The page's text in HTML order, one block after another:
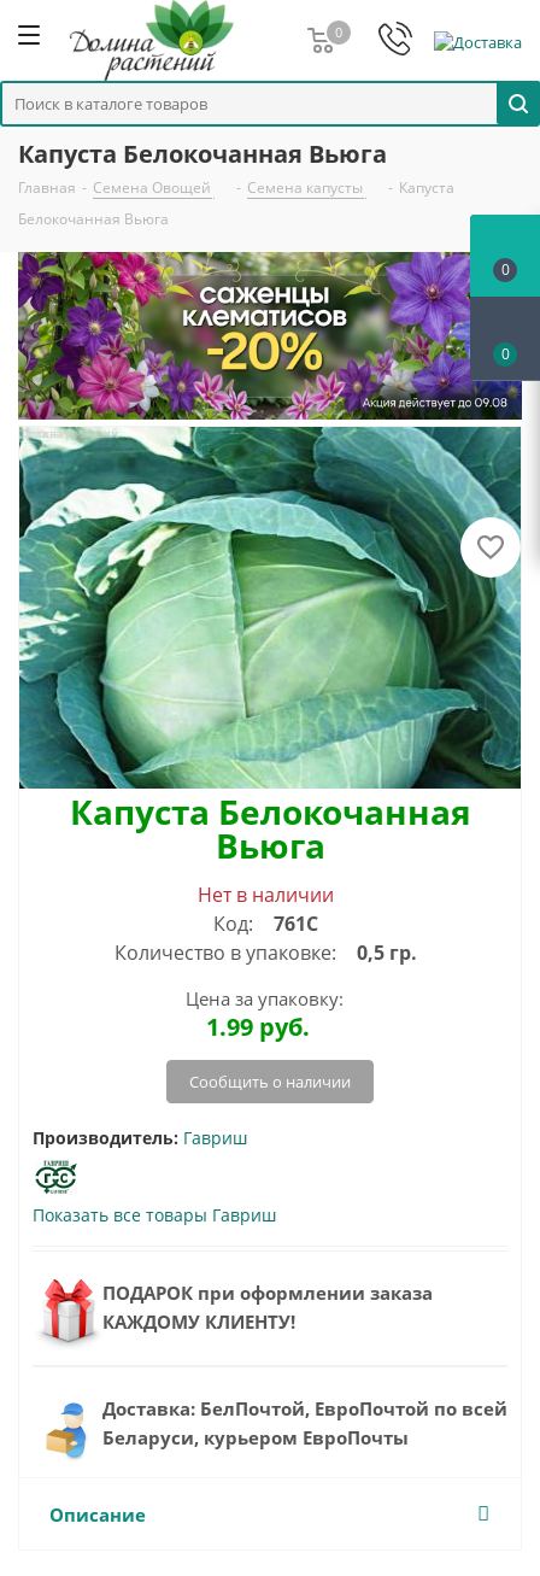
0
Капуста Белокочанная Вьюга
Главная - Семена Овощей - Семена капусты - Капуста
Белокочанная Вьюга
Капуста Белокочанная
Вьюга
Нет в наличии
Код:
761С
Количество в упаковке:
0,5 гр.
Цена за упаковку:
1.99 руб.
Сообщить о наличии
Производитель: Гавриш
Показать все товары Гавриш
ПОДАРОК при оформлении заказа
КАЖДОМУ КЛИЕНТУ!
Доставка: БелПочтой, ЕвроПочтой по всей
Беларуси, курьером ЕвроПочты
Описание
0
0